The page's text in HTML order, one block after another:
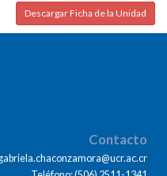
Descargar Ficha de la Unidad
Contacto